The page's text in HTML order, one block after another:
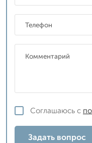
Соглашаюсь с
Задать вопрос